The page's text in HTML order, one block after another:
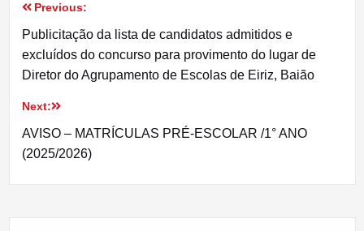
Navegação
de
artigos
Previous:
Publicitação da lista de candidatos admitidos e
excluídos do concurso para provimento do lugar de
Diretor do Agrupamento de Escolas de Eiriz, Baião
Next:
AVISO – MATRÍCULAS PRÉ-ESCOLAR /1° ANO
(2025/2026)